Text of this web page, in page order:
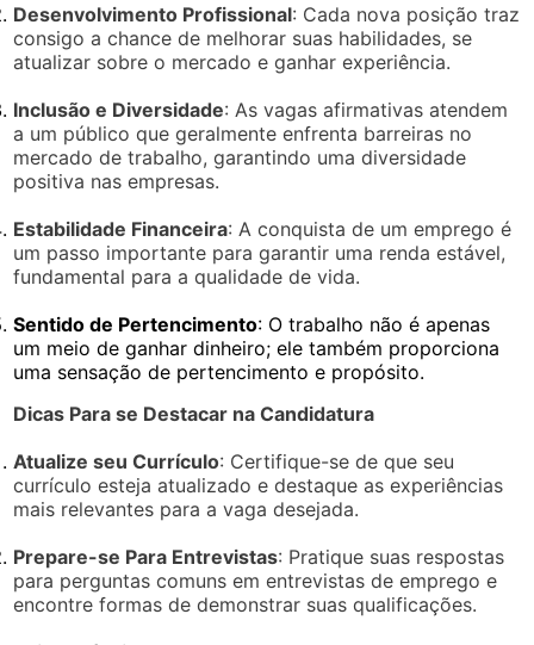
Desenvolvimento Profissional: Cada nova posição traz
consigo a chance de melhorar suas habilidades, se
atualizar sobre o mercado e ganhar experiência.
Inclusão e Diversidade: As vagas afirmativas atendem
a um público que geralmente enfrenta barreiras no
mercado de trabalho, garantindo uma diversidade
positiva nas empresas.
Estabilidade Financeira: A conquista de um emprego é
um passo importante para garantir uma renda estável,
fundamental para a qualidade de vida.
Sentido de Pertencimento: O trabalho não é apenas
um meio de ganhar dinheiro; ele também proporciona
uma sensação de pertencimento e propósito.
Dicas Para se Destacar na Candidatura
Atualize seu Currículo: Certifique-se de que seu
currículo esteja atualizado e destaque as experiências
mais relevantes para a vaga desejada.
Prepare-se Para Entrevistas: Pratique suas respostas
para perguntas comuns em entrevistas de emprego e
encontre formas de demonstrar suas qualificações.